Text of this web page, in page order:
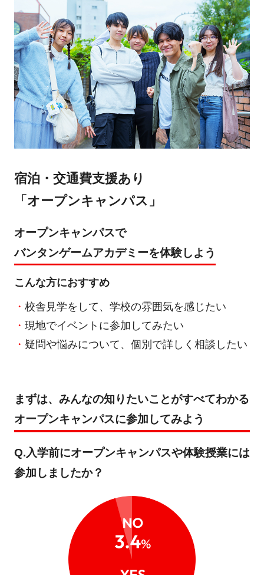
宿泊・交通費支援あり
「オープンキャンパス」
オープンキャンパスで
バンタンゲームアカデミーを体験しよう
こんな方におすすめ
校舎見学をして、学校の雰囲気を感じたい
現地でイベントに参加してみたい
疑問や悩みについて、個別で詳しく相談したい
まずは、みんなの知りたいことがすべてわかる
オープンキャンパスに参加してみよう
Q.入学前にオープンキャンパスや体験授業には
参加しましたか？